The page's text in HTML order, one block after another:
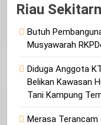
Riau
Butuh
Musyawarah
Diduga Anggota
Belikan Kawasan
Tani Kampung
Merasa Terancam